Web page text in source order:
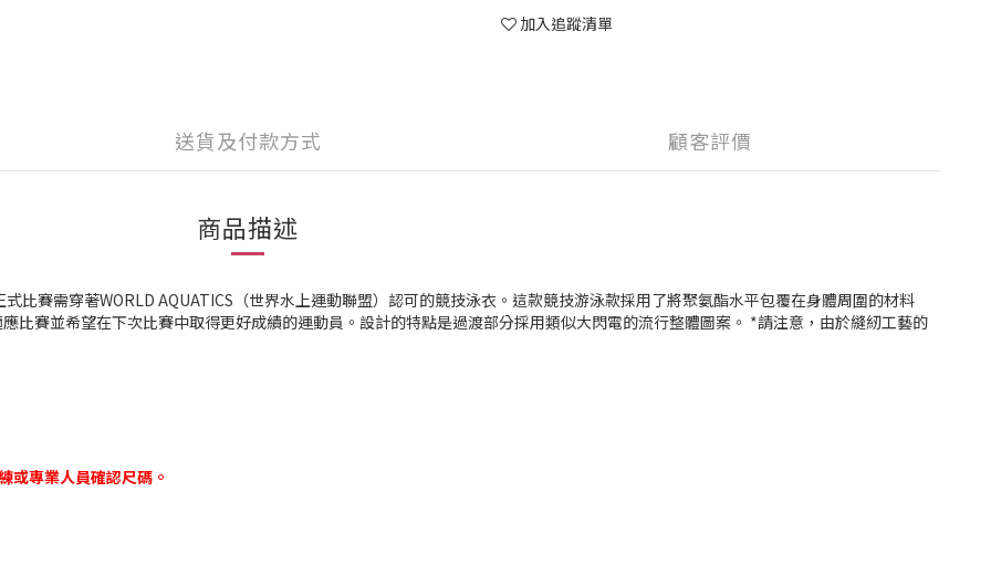
加入追蹤清單
送貨及付款方式 顧客評價
商品描述
比賽需穿著WORLD AQUATICS（世界水上運動聯盟）認可的競技泳衣。這款競技游泳款採用了將聚氨酯水平包覆在身體周圍的材料
賽並希望在下次比賽中取得更好成績的運動員。設計的特點是過渡部分採用類似大閃電的流行整體圖案。 *請注意，由於縫紉工藝的
或專業人員確認尺碼。